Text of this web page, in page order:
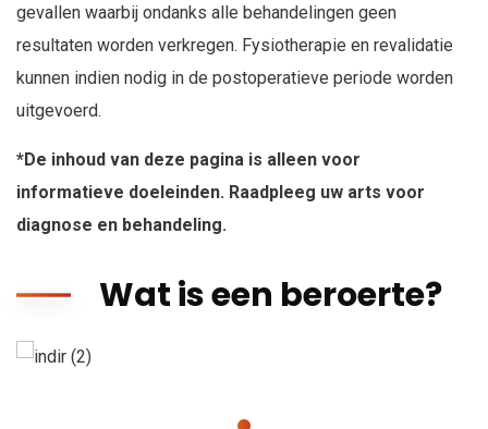
gevallen waarbij ondanks alle behandelingen geen
resultaten worden verkregen. Fysiotherapie en revalidatie
kunnen indien nodig in de postoperatieve periode worden
uitgevoerd.
*De inhoud van deze pagina is alleen voor
informatieve doeleinden. Raadpleeg uw arts voor
diagnose en behandeling.
Wat is een beroerte?